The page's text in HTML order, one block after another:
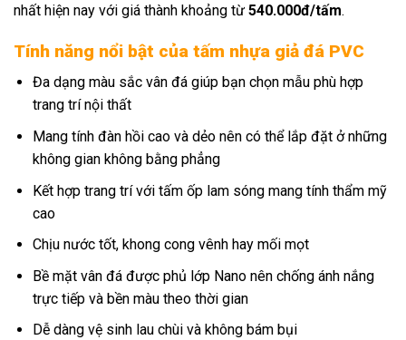
nhất hiện nay với giá thành khoảng từ 540.000đ/tấm.
Tính năng nổi bật của tấm nhựa giả đá PVC
Đa dạng màu sắc vân đá giúp bạn chọn mẫu phù hợp
trang trí nội thất
Mang tính đàn hồi cao và dẻo nên có thể lắp đặt ở những
không gian không bằng phẳng
Kết hợp trang trí với tấm ốp lam sóng mang tính thẩm mỹ
cao
Chịu nước tốt, khong cong vênh hay mối mọt
Bề mặt vân đá được phủ lớp Nano nên chống ánh nắng
trực tiếp và bền màu theo thời gian
Dễ dàng vệ sinh lau chùi và không bám bụi